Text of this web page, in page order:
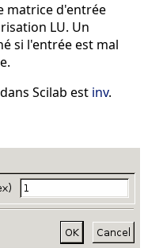
matrice d'entrée
LU. Un
si l'entrée est mal
Scilab est inv.